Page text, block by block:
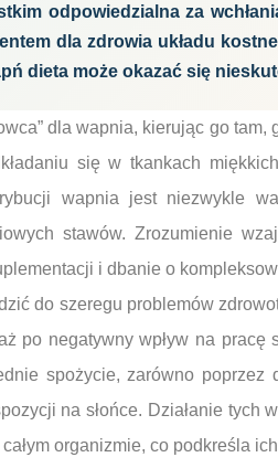
odpowiedzialna za
dla zdrowia układu
dieta może okazać się
dla wapnia, kierując go
się w tkankach
wapnia jest niezwykle
stawów. Zrozumienie
i dbanie o
do szeregu problemów
po negatywny wpływ na
spożycie, zarówno poprzez
na słońce. Działanie tych
organizmie, co podkreśla